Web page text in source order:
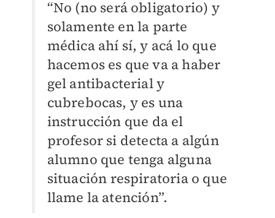
“No (no será obligatorio) y
solamente en la parte
médica ahí sí, y acá lo que
hacemos es que va a haber
gel antibacterial y
cubrebocas, y es una
instrucción que da el
profesor si detecta a algún
alumno que tenga alguna
situación respiratoria o que
llame la atención”.